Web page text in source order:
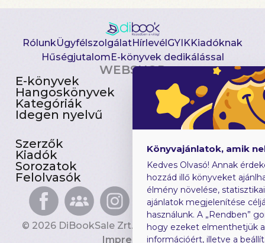
RólunkÜgyfélszolgálatHírlevélGYIKKiadóknak
HűségjutalomE-könyvek dedikálással
WEBSHOP
E-könyvek
Hangoskönyvek
Kategóriák
Idegen nyelvű
Csomagajánlatok
Akciósak
Előjegyezhetők
Újdonságok
Szerzők
Kiadók
Sorozatok
Felolvasók
Gyerekkönyvek
Heti toplista
Ajándékutalvány
Blog
© 2026 DiBookSale Zrt. Minden jog fenntartva.
Impresszum
Könyvajánlatok, amik
Kedves Olvasó! Annak
hozzád illő könyveket
élmény növelése,
ajánlatok megjelenítése
használunk. A „Rendben”
hogy ezeket elmenthetjük
információért, illetve a